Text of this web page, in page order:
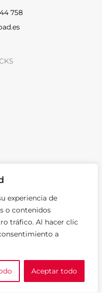
experiencia de
o contenidos
tráfico. Al hacer clic
a
Aceptar todo
758